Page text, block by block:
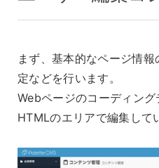
まず、基本的なページ情
定などを行います。
Webページのコーディング
HTMLのエリアで編集して